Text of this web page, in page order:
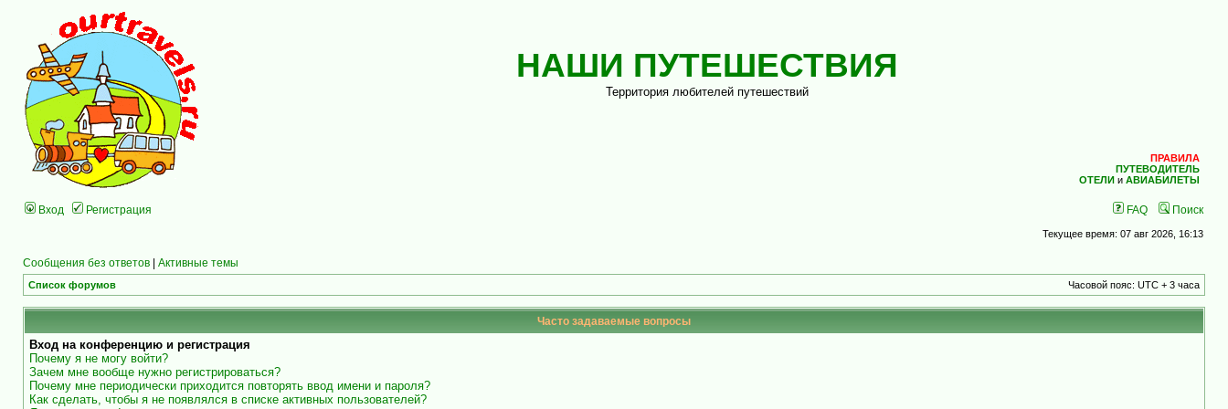
НАШИ ПУТЕШЕСТВИЯ
Территория любителей путешествий
ПРАВИЛА
ПУТЕВОДИТЕЛЬ
ОТЕЛИ и АВИАБИЛЕТЫ
Вход Регистрация FAQ Поиск
Текущее время: 07 авг 2026, 16:13
Сообщения без ответов | Активные темы
Список форумов Часовой пояс: UTC + 3 часа
Часто задаваемые вопросы
Вход на конференцию и регистрация
Почему я не могу войти?
Зачем мне вообще нужно регистрироваться?
Почему мне периодически приходится повторять ввод имени и пароля?
Как сделать, чтобы я не появлялся в списке активных пользователей?